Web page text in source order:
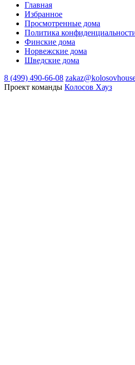
Главная
Избранное
Просмотренные дома
Политика
Финские дома
Норвежские дома
Шведские дома
8 (499) 490-66-08
Проект команды Колосов Хауз